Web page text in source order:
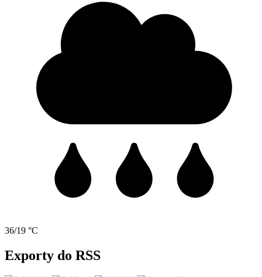
36/19 °C
Exporty do RSS